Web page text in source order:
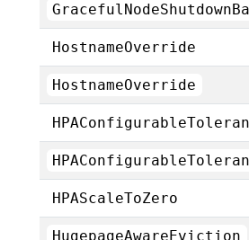
HostnameOverride
HostnameOverride
HPAScaleToZero
HugepageAwareEviction